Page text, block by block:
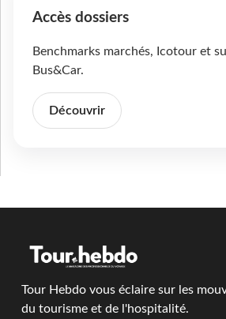
Accès dossiers
Benchmarks marchés, Icotour et
Bus&Car.
Découvrir
Tour Hebdo vous éclaire sur les
du tourisme et de l'hospitalité.